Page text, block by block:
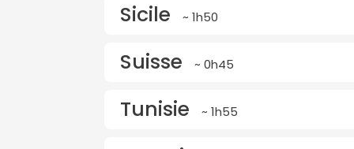
Sicile ~ 1h50
Suisse ~ 0h45
Tunisie ~ 1h55